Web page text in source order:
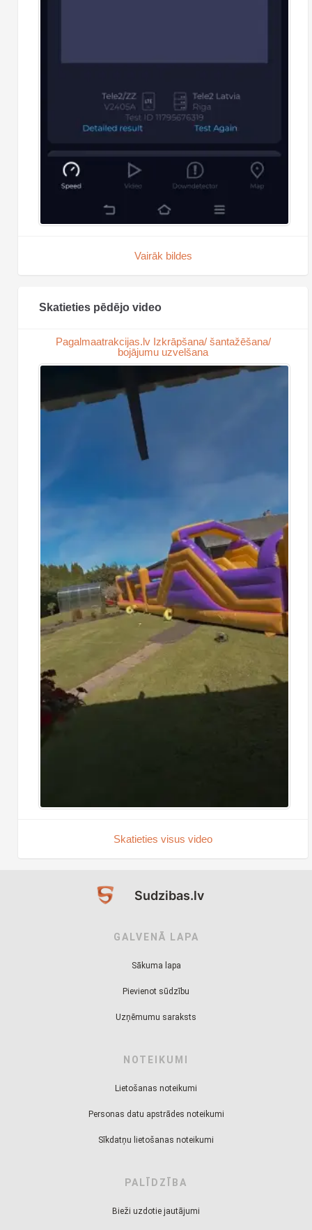
Vairāk bildes
Skatieties pēdējo video
Pagalmaatrakcijas.lv Izkrāpšana/ šantažēšana/
bojājumu uzvelšana
Skatieties visus video
Sudzibas.lv
GALVENĀ LAPA
Sākuma lapa
Pievienot sūdzību
Uzņēmumu saraksts
NOTEIKUMI
Lietošanas noteikumi
Personas datu apstrādes noteikumi
Sīkdatņu lietošanas noteikumi
PALĪDZĪBA
Bieži uzdotie jautājumi